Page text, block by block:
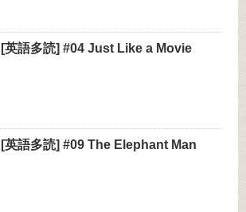
[英語多読] #04 Just Like a Movie
[英語多読] #09 The Elephant Man